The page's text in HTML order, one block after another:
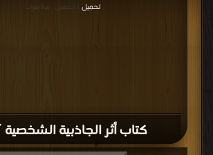
كتاب أثر الجاذبية الشخصية PDF
تحميل
| التحميل : مرة/مرات